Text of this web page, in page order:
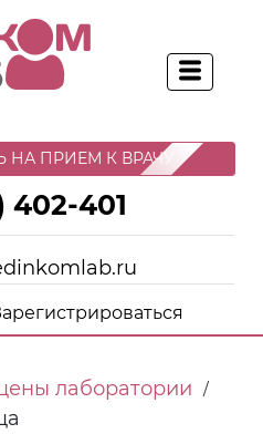
ПРИЕМ К ВРАЧУ
402-401
лаборатории /